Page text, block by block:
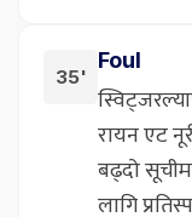
35'
Foul
रायन एट
बढ्दो
लागि